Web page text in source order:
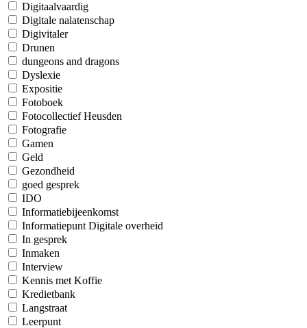
Digitaalvaardig
Digitale nalatenschap
Digivitaler
Drunen
dungeons and dragons
Dyslexie
Expositie
Fotoboek
Fotocollectief Heusden
Fotografie
Gamen
Geld
Gezondheid
goed gesprek
IDO
Informatiebijeenkomst
Informatiepunt Digitale overheid
In gesprek
Inmaken
Interview
Kennis met Koffie
Kredietbank
Langstraat
Leerpunt